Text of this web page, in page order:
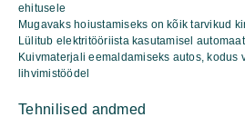
ehitusele
Mugavaks hoiustamiseks on kõik tarvikud
Lülitub elektritööriista kasutamisel
Kuivmaterjali eemaldamiseks autos, kodus
lihvimistöödel
Tehnilised andmed